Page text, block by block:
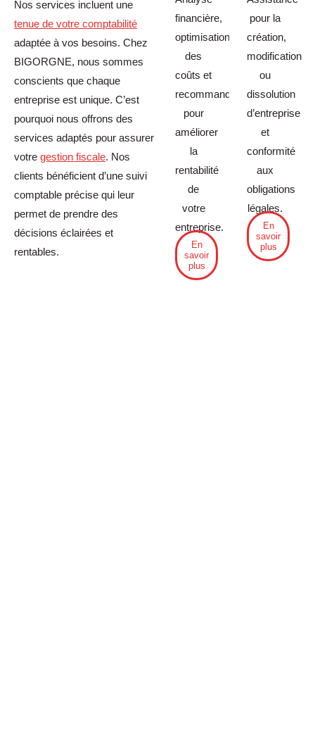
Nos services incluent une
tenue de votre comptabilité
adaptée à vos besoins. Chez
BIGORGNE, nous sommes
conscients que chaque
entreprise est unique. C’est
pourquoi nous offrons des
services adaptés pour assurer
votre gestion fiscale. Nos
clients bénéficient d’une suivi
comptable précise qui leur
permet de prendre des
décisions éclairées et
rentables.
financière,
optimisation
des
coûts et
recommandations
pour
améliorer
la
rentabilité
de
votre
entreprise.
En
savoir
plus
pour la
création,
modification
ou
dissolution
d’entreprise
et
conformité
aux
obligations
légales.
En
savoir
plus